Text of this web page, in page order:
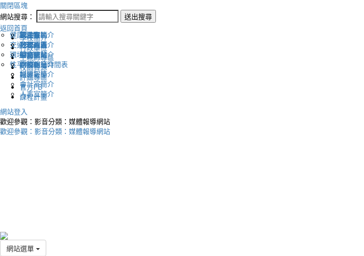
關閉區塊
網站搜尋：
送出搜尋
返回首頁
學校簡介
認識幸福
地理位置
英文網站
幸福相簿
媒體報導
行政單位
校長室簡介
教務處簡介
學務處簡介
總務處簡介
輔導室簡介
會計室簡介
人事室簡介
生親師專區
新生專區
升學專區
圖書館藏
學校作息時間表
校園資源
電子報
下載列表
評鑑專區
健康促進
交通安全
環境教育
性平教育
官方FB
課程計畫
網站登入
歡迎參觀：影音分類：媒體報導網站
歡迎參觀：影音分類：媒體報導網站
網站選單